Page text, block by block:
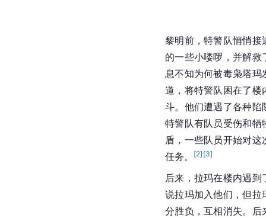
黎明前，特警队悄悄接
的一些小喽啰，并解
息不知为何被毒枭塔玛
道，将特警队困在了楼
斗。他们遭遇了各种陷
特警队有队员受伤和牺
盾，一些队员开始对
任务。
[2] [3]
后来，拉玛在楼内遇到
说拉玛加入他们，但拉
分胜负，互相消失。后